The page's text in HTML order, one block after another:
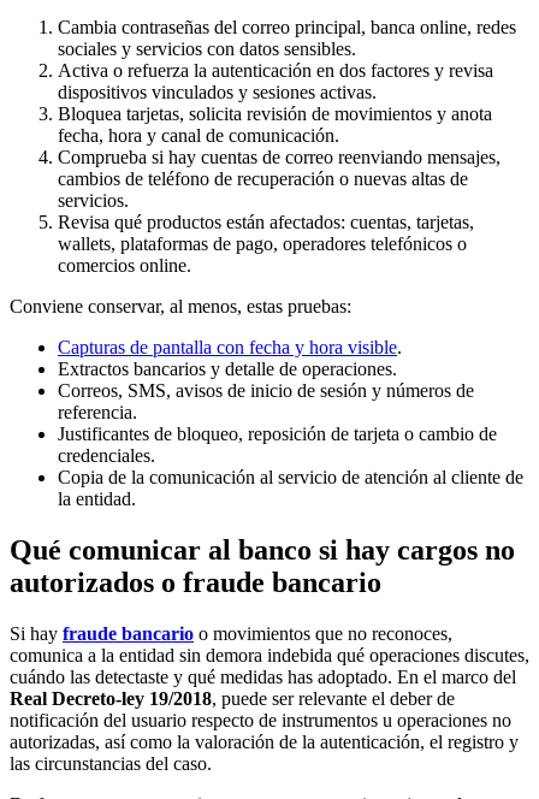
Cambia contraseñas del correo principal, banca online, redes
sociales y servicios con datos sensibles.
Activa o refuerza la autenticación en dos factores y revisa
dispositivos vinculados y sesiones activas.
Bloquea tarjetas, solicita revisión de movimientos y anota
fecha, hora y canal de comunicación.
Comprueba si hay cuentas de correo reenviando mensajes,
cambios de teléfono de recuperación o nuevas altas de
servicios.
Revisa qué productos están afectados: cuentas, tarjetas,
wallets, plataformas de pago, operadores telefónicos o
comercios online.
Conviene conservar, al menos, estas pruebas:
Capturas de pantalla con fecha y hora visible.
Extractos bancarios y detalle de operaciones.
Correos, SMS, avisos de inicio de sesión y números de
referencia.
Justificantes de bloqueo, reposición de tarjeta o cambio de
credenciales.
Copia de la comunicación al servicio de atención al cliente de
la entidad.
Qué comunicar al banco si hay cargos no
autorizados o fraude bancario
Si hay fraude bancario o movimientos que no reconoces,
comunica a la entidad sin demora indebida qué operaciones discutes,
cuándo las detectaste y qué medidas has adoptado. En el marco del
Real Decreto-ley 19/2018, puede ser relevante el deber de
notificación del usuario respecto de instrumentos u operaciones no
autorizadas, así como la valoración de la autenticación, el registro y
las circunstancias del caso.